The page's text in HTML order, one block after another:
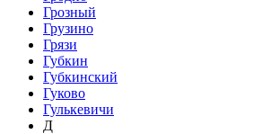
Грозный
Грузино
Грязи
Губкин
Губкинский
Гуково
Гулькевичи
Д